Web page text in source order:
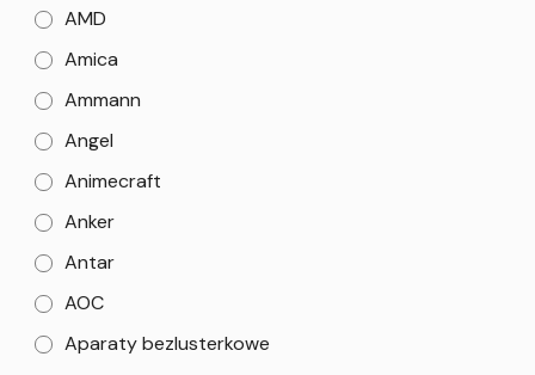
AMD
Amica
Ammann
Angel
Animecraft
Anker
Antar
AOC
Aparaty bezlusterkowe